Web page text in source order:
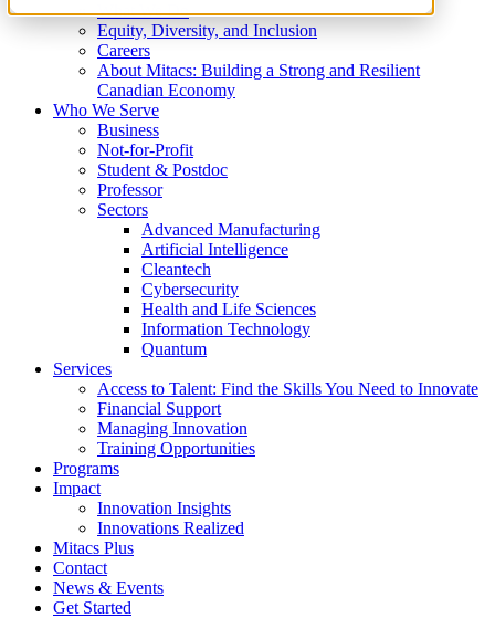
What We Do
Equity, Diversity, and Inclusion
Careers
About Mitacs: Building a Strong and Resilient
Canadian Economy
Who We Serve
Business
Not-for-Profit
Student & Postdoc
Professor
Sectors
Advanced Manufacturing
Artificial Intelligence
Cleantech
Cybersecurity
Health and Life Sciences
Information Technology
Quantum
Services
Access to Talent: Find the Skills You Need to Innovate
Financial Support
Managing Innovation
Training Opportunities
Programs
Impact
Innovation Insights
Innovations Realized
Mitacs Plus
Contact
News & Events
Get Started